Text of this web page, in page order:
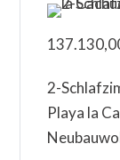
2-
Playa la